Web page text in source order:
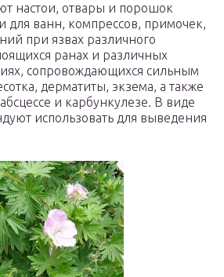
настои, отвары и порошок
для ванн, компрессов, примочек,
при язвах различного
ранах и различных
сопровождающихся сильным
дерматиты, экзема, а также
и карбункулезе. В виде
использовать для выведения